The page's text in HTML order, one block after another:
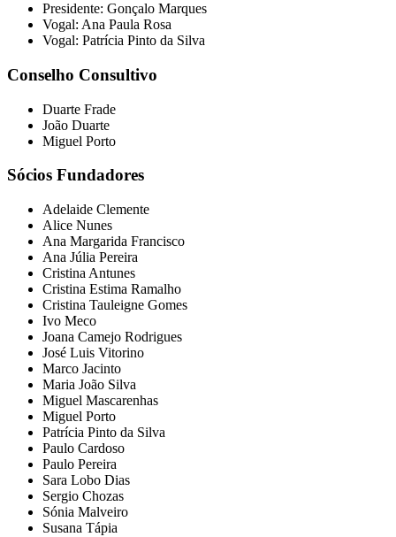
Presidente: Gonçalo Marques
Vogal: Ana Paula Rosa
Vogal: Patrícia Pinto da Silva
Conselho Consultivo
Duarte Frade
João Duarte
Miguel Porto
Sócios Fundadores
Adelaide Clemente
Alice Nunes
Ana Margarida Francisco
Ana Júlia Pereira
Cristina Antunes
Cristina Estima Ramalho
Cristina Tauleigne Gomes
Ivo Meco
Joana Camejo Rodrigues
José Luis Vitorino
Marco Jacinto
Maria João Silva
Miguel Mascarenhas
Miguel Porto
Patrícia Pinto da Silva
Paulo Cardoso
Paulo Pereira
Sara Lobo Dias
Sergio Chozas
Sónia Malveiro
Susana Tápia